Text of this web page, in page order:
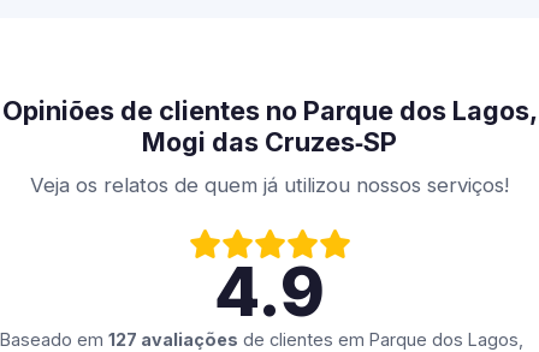
Opiniões de clientes no Parque dos Lagos,
Mogi das Cruzes‑SP
Veja os relatos de quem já utilizou nossos serviços!
4.9
Baseado em 127 avaliações de clientes em Parque dos Lagos,